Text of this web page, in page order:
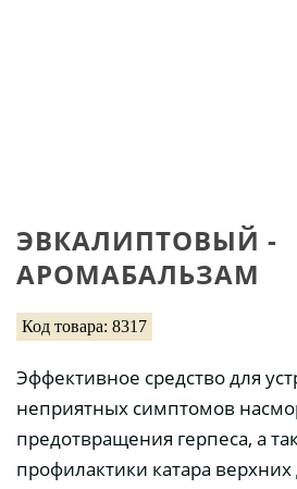
ЭВКАЛИПТОВЫЙ -
АРОМАБАЛЬЗАМ
Код товара: 8317
Эффективное средство для
неприятных симптомов
предотвращения герпеса, а
профилактики катара